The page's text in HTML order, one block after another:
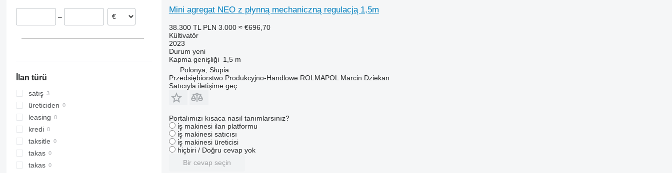
–
İlan türü
satış
üreticiden
leasing
kredi
taksitle
takas
takas
Mini agregat NEO z płynną mechaniczną regulacją 1,5m
38.300 TL PLN 3.000 ≈ €696,70
Kültivatör
2023
Durum yeni
Kapma genişliği 1,5 m
Polonya, Słupia
Przedsiębiorstwo Produkcyjno-Handlowe ROLMAPOL Marcin Dziekan
Satıcıyla iletişime geç
Portalımızı kısaca nasıl tanımlarsınız?
i̇ş makinesi ilan platformu
i̇ş makinesi satıcısı
i̇ş makinesi üreticisi
hiçbiri / Doğru cevap yok
Bir cevap seçin